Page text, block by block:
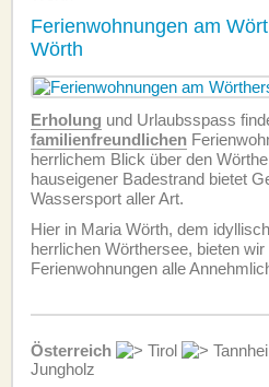
Ferienwohnungen am
Wörth
Erholung und Urlaubsspass
familien­freundlichen
herrlichem Blick über den
hauseigener Badestrand bietet
Wassersport aller Art.
Hier in Maria Wörth, dem
herrlichen Wörthersee, bieten
Ferien­wohnungen alle
Österreich Tirol
Jungholz